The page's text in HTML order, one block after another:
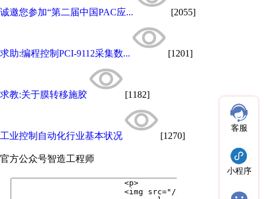
诚邀您参加“第二届中国PAC应... [2055]
求助:编程控制PCI-9112采集数... [1201]
求教:关于膜转移施胶 [1182]
工业控制自动化行业基本状况 [1270]
官方公众号智造工程师
客服
小程序